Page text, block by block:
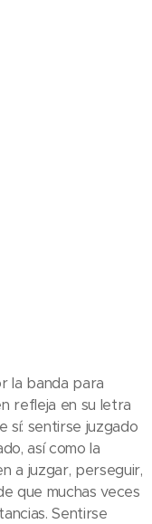
la banda para
refleja en su letra
sí: sentirse juzgado
así como la
a juzgar, perseguir,
que muchas veces
Sentirse